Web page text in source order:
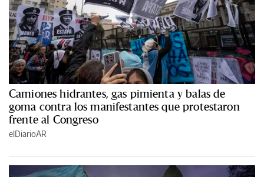
Camiones hidrantes, gas pimienta y balas de
goma contra los manifestantes que protestaron
frente al Congreso
elDiarioAR